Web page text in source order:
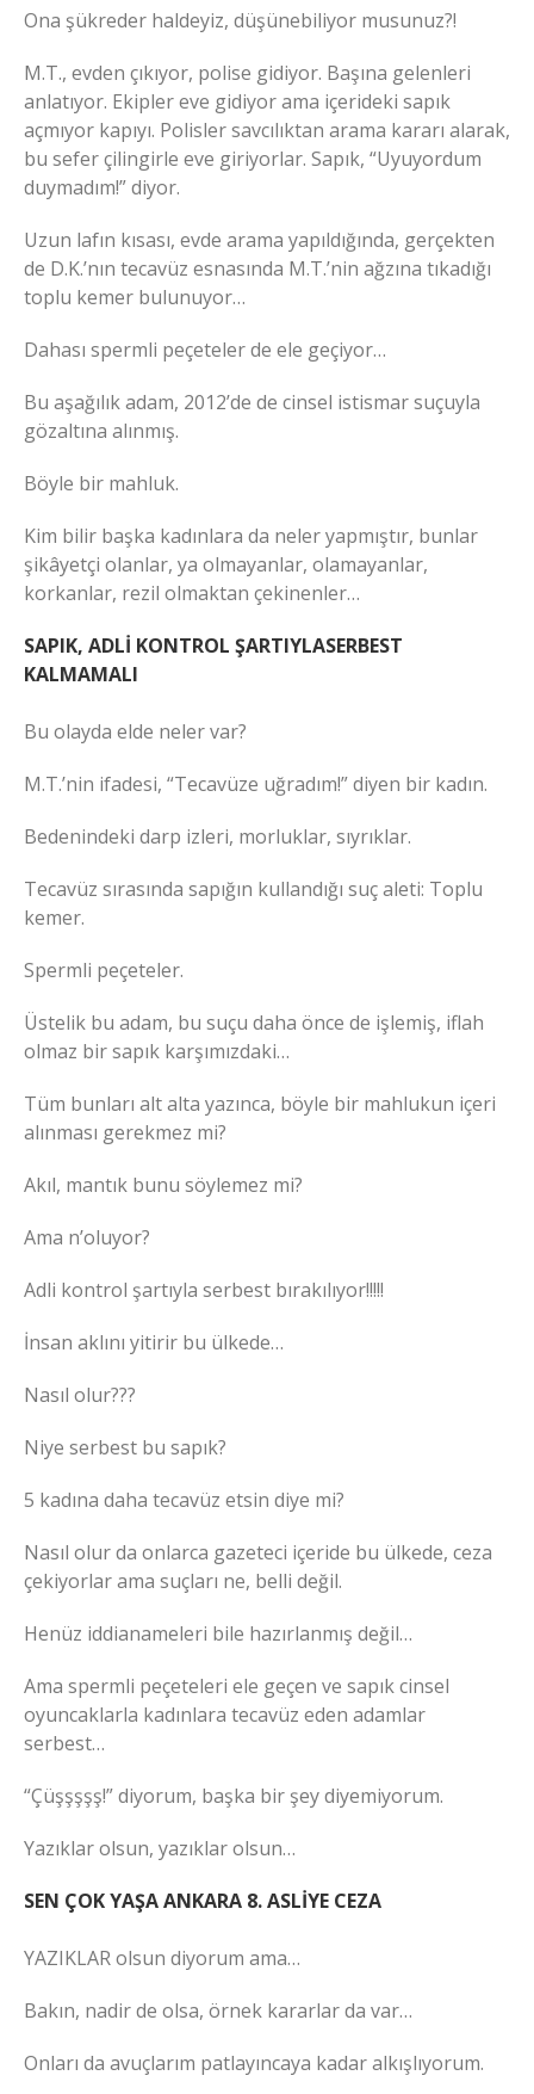
Ona şükreder haldeyiz, düşünebiliyor musunuz?!
M.T., evden çıkıyor, polise gidiyor. Başına gelenleri
anlatıyor. Ekipler eve gidiyor ama içerideki sapık
açmıyor kapıyı. Polisler savcılıktan arama kararı alarak,
bu sefer çilingirle eve giriyorlar. Sapık, “Uyuyordum
duymadım!” diyor.
Uzun lafın kısası, evde arama yapıldığında, gerçekten
de D.K.’nın tecavüz esnasında M.T.’nin ağzına tıkadığı
toplu kemer bulunuyor…
Dahası spermli peçeteler de ele geçiyor…
Bu aşağılık adam, 2012’de de cinsel istismar suçuyla
gözaltına alınmış.
Böyle bir mahluk.
Kim bilir başka kadınlara da neler yapmıştır, bunlar
şikâyetçi olanlar, ya olmayanlar, olamayanlar,
korkanlar, rezil olmaktan çekinenler…
SAPIK, ADLİ KONTROL ŞARTIYLASERBEST
KALMAMALI
Bu olayda elde neler var?
M.T.’nin ifadesi, “Tecavüze uğradım!” diyen bir kadın.
Bedenindeki darp izleri, morluklar, sıyrıklar.
Tecavüz sırasında sapığın kullandığı suç aleti: Toplu
kemer.
Spermli peçeteler.
Üstelik bu adam, bu suçu daha önce de işlemiş, iflah
olmaz bir sapık karşımızdaki…
Tüm bunları alt alta yazınca, böyle bir mahlukun içeri
alınması gerekmez mi?
Akıl, mantık bunu söylemez mi?
Ama n’oluyor?
Adli kontrol şartıyla serbest bırakılıyor!!!!!
İnsan aklını yitirir bu ülkede…
Nasıl olur???
Niye serbest bu sapık?
5 kadına daha tecavüz etsin diye mi?
Nasıl olur da onlarca gazeteci içeride bu ülkede, ceza
çekiyorlar ama suçları ne, belli değil.
Henüz iddianameleri bile hazırlanmış değil…
Ama spermli peçeteleri ele geçen ve sapık cinsel
oyuncaklarla kadınlara tecavüz eden adamlar
serbest…
“Çüşşşşş!” diyorum, başka bir şey diyemiyorum.
Yazıklar olsun, yazıklar olsun…
SEN ÇOK YAŞA ANKARA 8. ASLİYE CEZA
YAZIKLAR olsun diyorum ama…
Bakın, nadir de olsa, örnek kararlar da var…
Onları da avuçlarım patlayıncaya kadar alkışlıyorum.